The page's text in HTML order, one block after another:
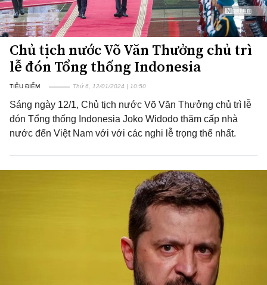
Chủ tịch nước Võ Văn Thưởng chủ trì
lễ đón Tổng thống Indonesia
TIÊU ĐIỂM Thứ 6, 12/01/2024 | 10:50
Sáng ngày 12/1, Chủ tịch nước Võ Văn Thưởng chủ trì lễ
đón Tổng thống Indonesia Joko Widodo thăm cấp nhà
nước đến Việt Nam với với các nghi lễ trọng thể nhất.